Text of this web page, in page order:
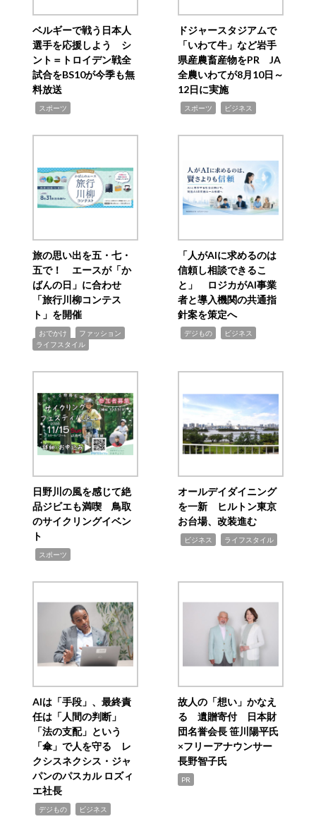
ベルギーで戦う日本人
選手を応援しよう シ
ント＝トロイデン戦全
試合をBS10が今季も無
料放送
スポーツ
ドジャースタジアムで
「いわて牛」など岩手
県産農畜産物をPR JA
全農いわてが8月10日～
12日に実施
スポーツ ビジネス
旅の思い出を五・七・
五で！ エースが「か
ばんの日」に合わせ
「旅行川柳コンテス
ト」を開催
おでかけ ファッション
ライフスタイル
「人がAIに求めるのは
信頼し相談できるこ
と」 ロジカがAI事業
者と導入機関の共通指
針案を策定へ
デジもの ビジネス
日野川の風を感じて絶
品ジビエも満喫 鳥取
のサイクリングイベン
ト
スポーツ
オールデイダイニング
を一新 ヒルトン東京
お台場、改装進む
ビジネス ライフスタイル
AIは「手段」、最終責
任は「人間の判断」
「法の支配」という
「傘」で人を守る レ
クシスネクシス・ジャ
パンのパスカル ロズィ
エ社長
デジもの ビジネス
故人の「想い」かなえ
る 遺贈寄付 日本財
団名誉会長 笹川陽平氏
×フリーアナウンサー
長野智子氏
PR